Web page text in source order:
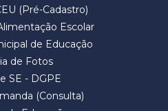
(Pré-Cadastro)
Escolar
de Educação
de Fotos
SE - DGPE
(Consulta)